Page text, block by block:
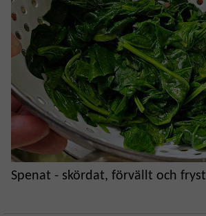
Spenat - skördat, förvällt och fryst